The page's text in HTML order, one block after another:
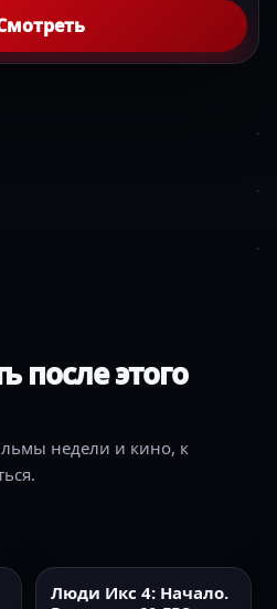
после этого
недели и кино, к
2025 HD
Коммерсант